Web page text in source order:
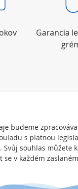
Garancia
budeme
s platnou
. Svůj souhlas můžete
se v každém